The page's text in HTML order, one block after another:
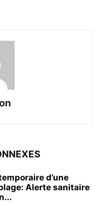
d’une
Alerte sanitaire